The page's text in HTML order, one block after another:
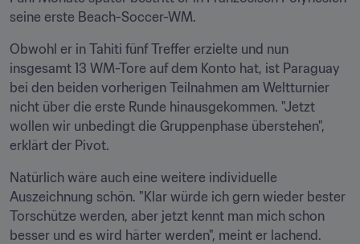
seine erste Beach-Soccer-WM.
Obwohl er in Tahiti fünf Treffer erzielte und nun
insgesamt 13 WM-Tore auf dem Konto hat, ist Paraguay
bei den beiden vorherigen Teilnahmen am Weltturnier
nicht über die erste Runde hinausgekommen. "Jetzt
wollen wir unbedingt die Gruppenphase überstehen",
erklärt der Pivot.
Natürlich wäre auch eine weitere individuelle
Auszeichnung schön. "Klar würde ich gern wieder bester
Torschütze werden, aber jetzt kennt man mich schon
besser und es wird härter werden", meint er lachend.